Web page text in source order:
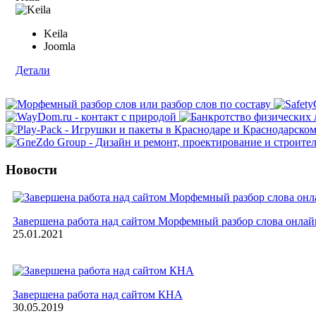
Keila
Joomla
Детали
Новости
Завершена работа над сайтом Морфемный разбор слова
25.01.2021
Завершена работа над сайтом КНА
30.05.2019